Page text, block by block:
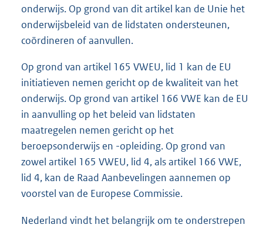
onderwijs. Op grond van dit artikel kan de Unie het
onderwijsbeleid van de lidstaten ondersteunen,
coördineren of aanvullen.
Op grond van artikel 165 VWEU, lid 1 kan de EU
initiatieven nemen gericht op de kwaliteit van het
onderwijs. Op grond van artikel 166 VWE kan de EU
in aanvulling op het beleid van lidstaten
maatregelen nemen gericht op het
beroepsonderwijs en -opleiding. Op grond van
zowel artikel 165 VWEU, lid 4, als artikel 166 VWE,
lid 4, kan de Raad Aanbevelingen aannemen op
voorstel van de Europese Commissie.
Nederland vindt het belangrijk om te onderstrepen